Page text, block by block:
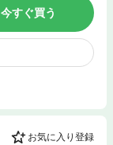
今すぐ買う
お気に入り登録